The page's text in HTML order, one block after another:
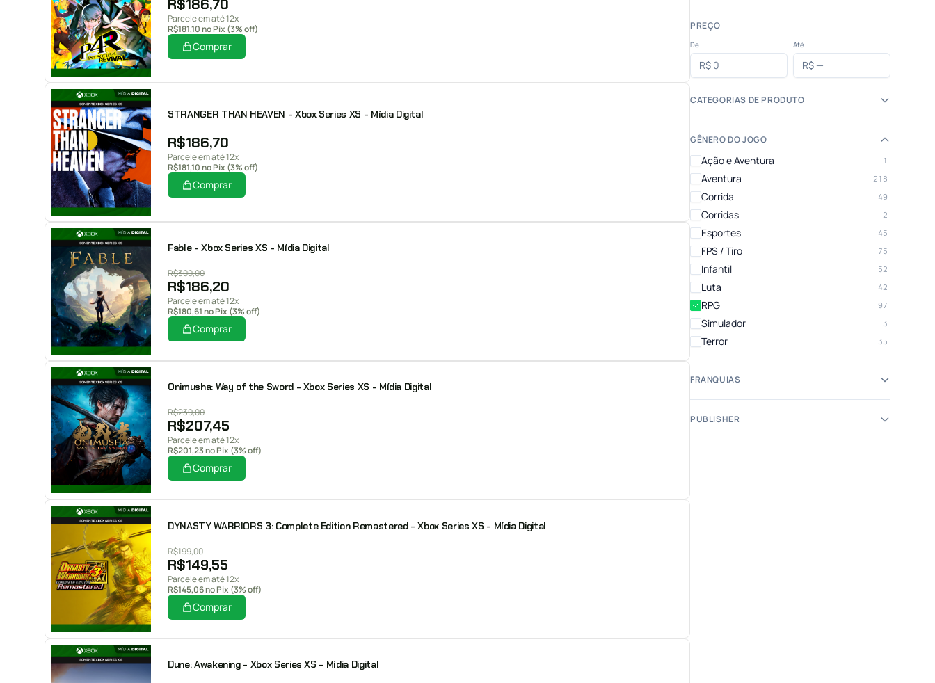
PREÇO
De Até
CATEGORIAS DE PRODUTO
GÊNERO DO JOGO
Ação e Aventura 1
Aventura 218
Corrida 49
Corridas 2
Esportes 45
FPS / Tiro 75
Infantil 52
Luta 42
RPG 97
Simulador 3
Terror 35
FRANQUIAS
PUBLISHER
R$186,70
Parcele em até 12x
R$181,10no Pix (3% off)
Comprar
STRANGER THAN HEAVEN - Xbox Series XS - Mídia Digital
R$186,70
Parcele em até 12x
R$181,10no Pix (3% off)
Comprar
Fable - Xbox Series XS - Mídia Digital
R$300,00
R$186,20
Parcele em até 12x
R$180,61no Pix (3% off)
Comprar
Onimusha: Way of the Sword - Xbox Series XS - Mídia Digital
R$239,00
R$207,45
Parcele em até 12x
R$201,23no Pix (3% off)
Comprar
DYNASTY WARRIORS 3: Complete Edition Remastered - Xbox Series XS - Mídia Digital
R$199,00
R$149,55
Parcele em até 12x
R$145,06no Pix (3% off)
Comprar
Dune: Awakening - Xbox Series XS - Mídia Digital